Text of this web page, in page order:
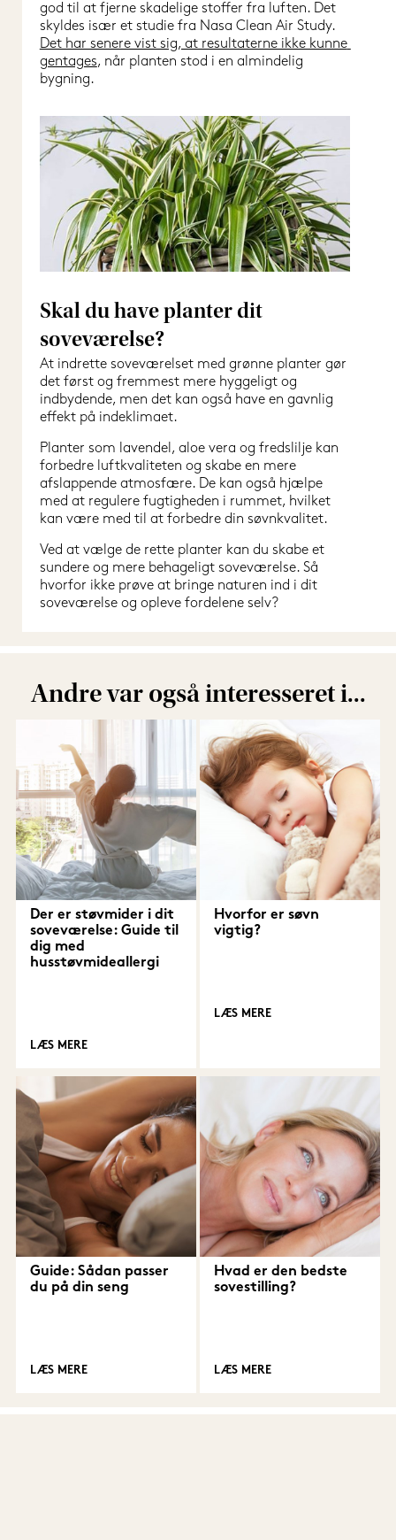
god til at fjerne skadelige stoffer fra luften. Det
skyldes især et studie fra Nasa Clean Air Study.
Det har senere vist sig, at resultaterne ikke kunne
gentages, når planten stod i en almindelig
bygning.
Skal du have planter dit
soveværelse?
At indrette soveværelset med grønne planter gør
det først og fremmest mere hyggeligt og
indbydende, men det kan også have en gavnlig
effekt på indeklimaet.
Planter som lavendel, aloe vera og fredslilje kan
forbedre luftkvaliteten og skabe en mere
afslappende atmosfære. De kan også hjælpe
med at regulere fugtigheden i rummet, hvilket
kan være med til at forbedre din søvnkvalitet.
Ved at vælge de rette planter kan du skabe et
sundere og mere behageligt soveværelse. Så
hvorfor ikke prøve at bringe naturen ind i dit
soveværelse og opleve fordelene selv?
Andre var også interesseret i...
Der er støvmider i dit
soveværelse: Guide til
dig med
husstøvmideallergi
LÆS MERE
Hvorfor er søvn
vigtig?
LÆS MERE
Guide: Sådan passer
du på din seng
LÆS MERE
Hvad er den bedste
sovestilling?
LÆS MERE